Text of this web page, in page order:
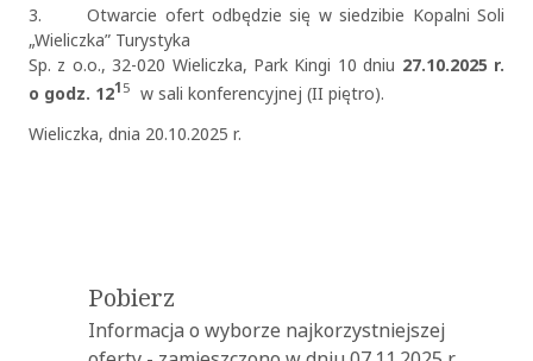
3. Otwarcie ofert odbędzie się w siedzibie Kopalni Soli
„Wieliczka” Turystyka
Sp. z o.o., 32-020 Wieliczka, Park Kingi 10 dniu 27.10.2025 r.
o godz. 1215 w sali konferencyjnej (II piętro).
Wieliczka, dnia 20.10.2025 r.
Pobierz
Informacja o wyborze najkorzystniejszej